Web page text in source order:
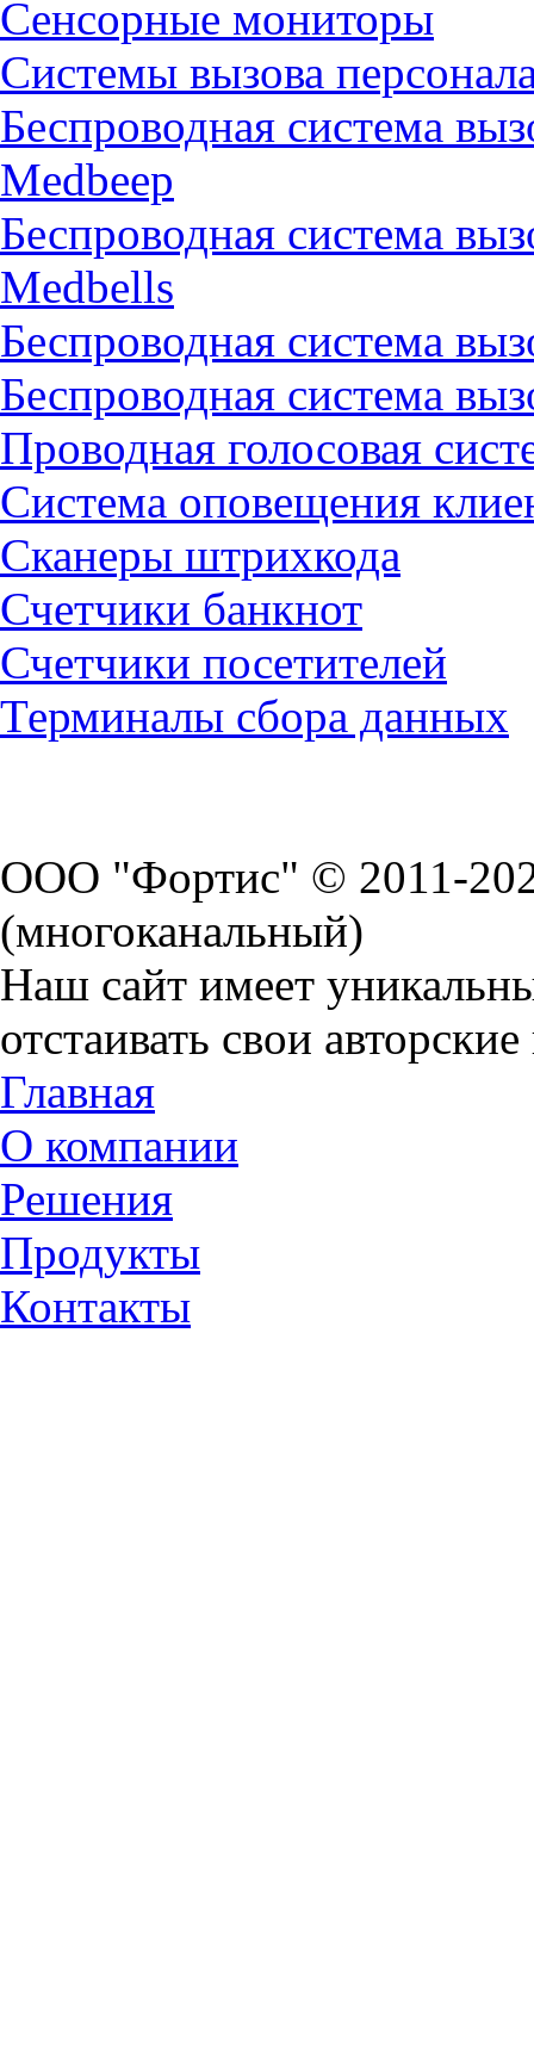
Сенсорные мониторы
Системы вызова
Беспроводная система
Medbeep
Беспроводная система
Medbells
Беспроводная система
Беспроводная система
Проводная голосовая
Система оповещения
Сканеры штрихкода
Счетчики банкнот
Счетчики посетителей
Терминалы сбора данных
ООО "Фортис" © 2011-
(многоканальный)
Наш сайт имеет
отстаивать свои
Главная
О компании
Решения
Продукты
Контакты